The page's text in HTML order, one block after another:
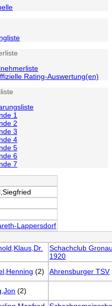
Rating-Auswertung(en)
1
2
3
4
5
6
7
Lappersdorf
Schachclub
1920
(2)
Ahrensburger TSV
(2)